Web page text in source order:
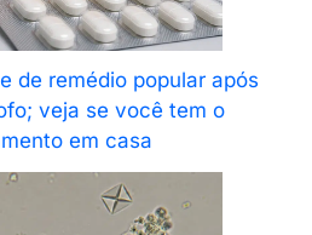
de remédio popular após
veja se você tem o
em casa